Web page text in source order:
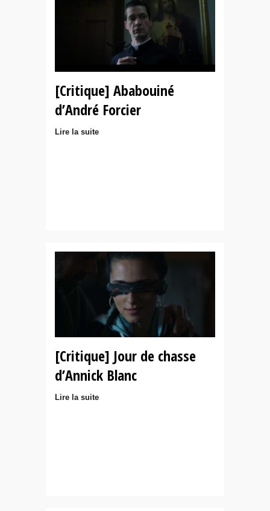
[Critique] Ababouiné
d’André Forcier
Lire la suite
[Critique] Jour de chasse
d’Annick Blanc
Lire la suite